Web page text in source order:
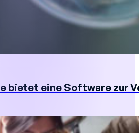
bietet eine Software zur